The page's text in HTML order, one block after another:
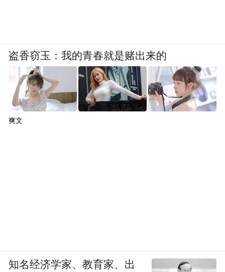
盗香窃玉：我的青春就是赌出来的
爽文
知名经济学家、教育家、出